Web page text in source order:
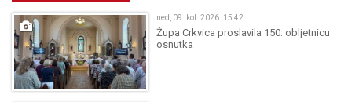
ned, 09. kol. 2026. 15:42
Župa Crkvica proslavila 150. obljetnicu
osnutka